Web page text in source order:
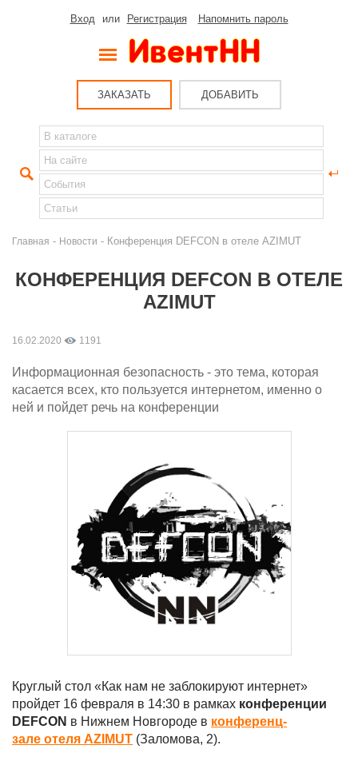
Вход или Регистрация Напомнить пароль
ЗАКАЗАТЬ ДОБАВИТЬ
Главная - Новости - Конференция DEFCON в отеле AZIMUT
КОНФЕРЕНЦИЯ DEFCON В ОТЕЛЕ
AZIMUT
16.02.2020 1191
Информационная безопасность - это тема, которая
касается всех, кто пользуется интернетом, именно о
ней и пойдет речь на конференции
Круглый стол «Как нам не заблокируют интернет»
пройдет 16 февраля в 14:30 в рамках конференции
DEFCON в Нижнем Новгороде в конференц-
зале отеля AZIMUT (Заломова, 2).